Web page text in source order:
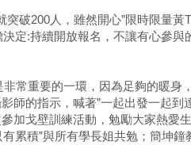
破200人，雖然開心”限時限量黃
定:持續開放報名，不讓有心參與
常重要的一環，因為足夠的暖身
師的指示，喊著”一起出發一起到
加戈壁訓練活動，勉勵大家熱愛
累積”與所有學長姐共勉；簡坤鐘